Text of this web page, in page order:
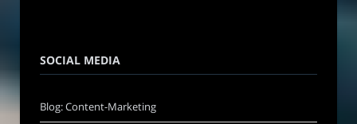
SOCIAL MEDIA
Blog: Content-Marketing